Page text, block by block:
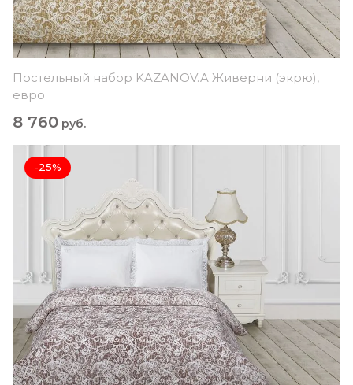
Постельный набор KAZANOV.A Живерни (экрю),
евро
8 760 руб.
-25%